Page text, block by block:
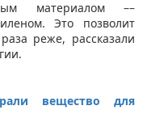
материалом ––
Это позволит
реже, рассказали
вещество для